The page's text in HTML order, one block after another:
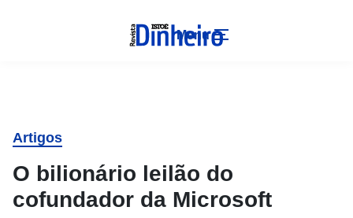
Menu
Artigos
O bilionário leilão do
cofundador da Microsoft